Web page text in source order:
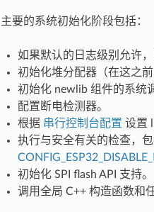
主要的系统初始化阶段包括：
如果默认的日志级别允许
初始化堆分配器（在这之
初始化 newlib 组件的系统
配置断电检测器。
根据 串行控制台配置 设置
执行与安全有关的检查，
初始化 SPI flash API 支持。
调用全局 C++ 构造函数和